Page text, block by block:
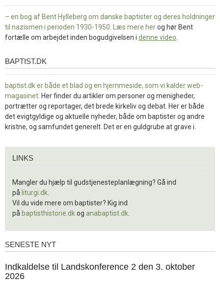
– en bog af Bent Hylleberg om danske baptister og deres holdninger
til nazismen i perioden 1930-1950. Læs mere herog hør Bent
fortælle om arbejdet inden bogudgivelsen i denne video
baptist.dk
BAPTIST.DK
baptist.dk er både et blad og en hjemmeside, som vi kalder web-
magasinet . Her finder du artikler om personer og menigheder,
portrætter og reportager, det brede kirkeliv og debat. Her er både
det evigtgyldige og aktuelle nyheder, både om baptister og andre
kristne, og samfundet generelt. Det er en guldgrube at grave i.
LINKS
Mangler du hjælp til gudstjenesteplanlægning? Gå ind
på liturgi.dk
Vil du vide mere om baptister? Kig ind
på baptisthistorie.dkog anabaptist.dk
Seneste
SENESTE NYT
jul.
Indkaldelse til Landskonference 2 den 3. oktober
2026